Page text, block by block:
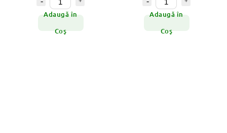
Adaugă în
Coş
Adaugă în
Coş